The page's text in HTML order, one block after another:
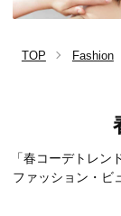
TOP Fashion
「春コーデトレン
ファッション・ビ